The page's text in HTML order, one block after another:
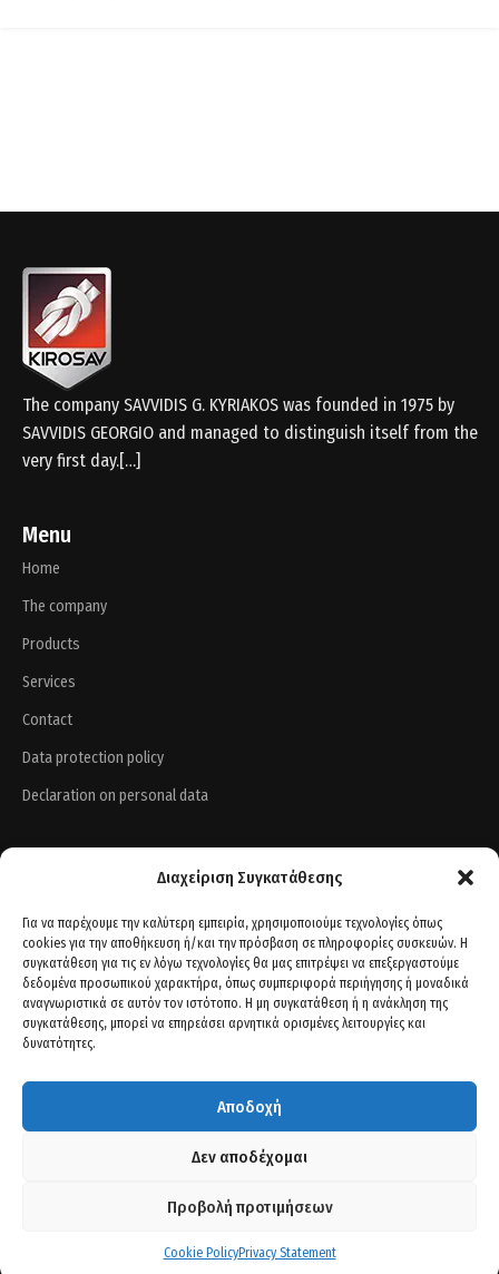
Διαχείριση Συγκατάθεσης
Για να παρέχουμε την καλύτερη εμπειρία, χρησιμοποιούμε τεχνολογίες όπως
cookies για την αποθήκευση ή/και την πρόσβαση σε πληροφορίες συσκευών. Η
συγκατάθεση για τις εν λόγω τεχνολογίες θα μας επιτρέψει να επεξεργαστούμε
δεδομένα προσωπικού χαρακτήρα, όπως συμπεριφορά περιήγησης ή μοναδικά
αναγνωριστικά σε αυτόν τον ιστότοπο. Η μη συγκατάθεση ή η ανάκληση της
συγκατάθεσης, μπορεί να επηρεάσει αρνητικά ορισμένες λειτουργίες και
δυνατότητες.
Αποδοχή
Δεν αποδέχομαι
Προβολή προτιμήσεων
Cookie PolicyPrivacy Statement
The company SAVVIDIS G. KYRIAKOS was founded in 1975 by
SAVVIDIS GEORGIO and managed to distinguish itself from the
very first day.[…]
Menu
Home
The company
Products
Services
Contact
Data protection policy
Declaration on personal data
+30 2310 68 06 92
+30 2311 82 01 00